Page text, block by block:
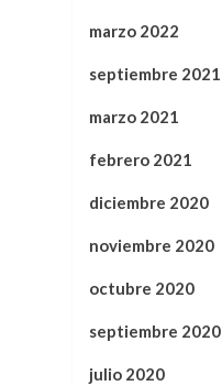
marzo 2022
septiembre 2021
marzo 2021
febrero 2021
diciembre 2020
noviembre 2020
octubre 2020
septiembre 2020
julio 2020